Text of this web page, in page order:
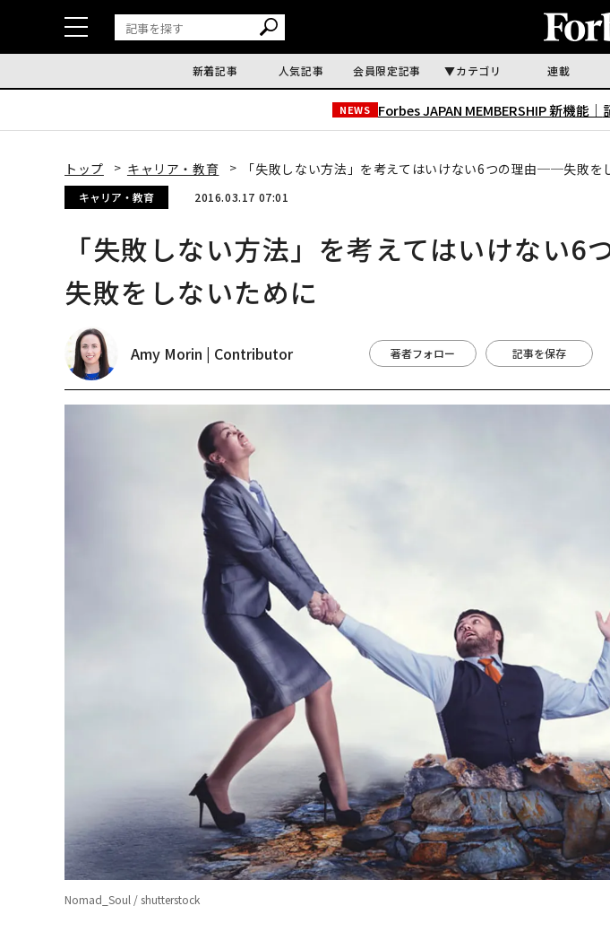
新着記事 人気記事 会員限定記事 カテゴリ 連載
NEWS Forbes JAPAN MEMBERSHIP 新機能｜
トップ キャリア・教育 「失敗しない方法」を考えてはいけない6つの理由──失敗を
キャリア・教育 2016.03.17 07:01
「失敗しない方法」を考えてはいけない
失敗をしないために
Amy Morin | Contributor 著者フォロー 記事を保存
Nomad_Soul / shutterstock